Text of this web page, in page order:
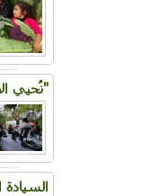
"نُحيي
السيادة